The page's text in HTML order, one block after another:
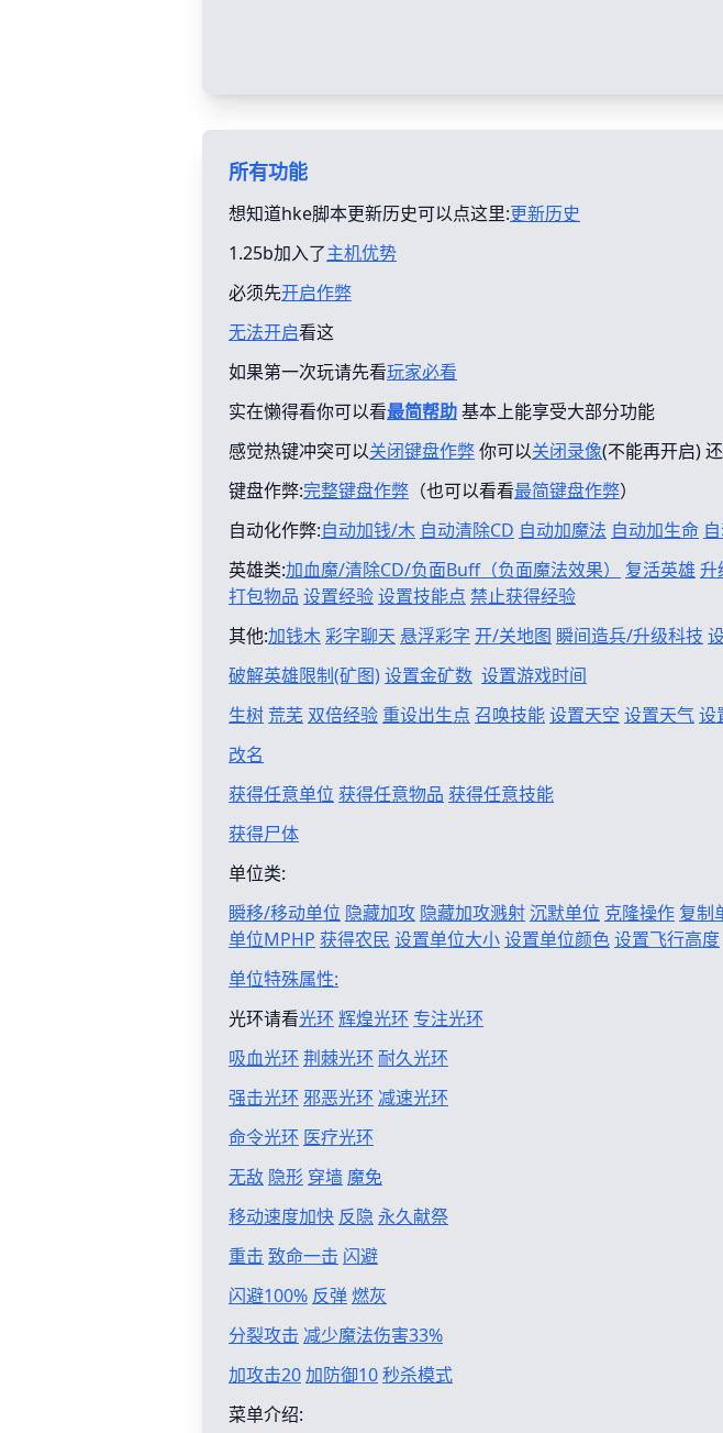
所有功能
想知道hke脚本更新历史可以点这里:更新历史
1.25b加入了主机优势
必须先开启作弊
无法开启看这
如果第一次玩请先看玩家必看
实在懒得看你可以看最简帮助基本上能享受大部分功能
感觉热键冲突可以关闭键盘作弊你可以关闭录像(不能再开启)
键盘作弊:完整键盘作弊 （也可以看看最简键盘作弊）
自动化作弊:自动加钱/木 自动清除CD 自动加魔法 自动加生命
英雄类:加血魔/清除CD/负面Buff（负面魔法效果） 复活英雄 升
打包物品 设置经验设置技能点 禁止获得经验
其他:加钱木彩字聊天 悬浮彩字 开/关地图 瞬间造兵/升级科技
破解英雄限制(矿图)设置金矿数 设置游戏时间
生树 荒芜 双倍经验 重设出生点 召唤技能设置天空 设置天气设
改名
获得任意单位 获得任意物品 获得任意技能
获得尸体
单位类:
瞬移/移动单位 隐藏加攻 隐藏加攻溅射沉默单位 克隆操作 复制
单位MPHP 获得农民 设置单位大小设置单位颜色设置飞行高度
单位特殊属性:
光环请看光环 辉煌光环 专注光环
吸血光环 荆棘光环 耐久光环
强击光环 邪恶光环 减速光环
命令光环 医疗光环
无敌 隐形 穿墙 魔免
移动速度加快 反隐 永久献祭
重击 致命一击 闪避
闪避100% 反弹燃灰
分裂攻击 减少魔法伤害33%
加攻击20加防御10秒杀模式
菜单介绍: